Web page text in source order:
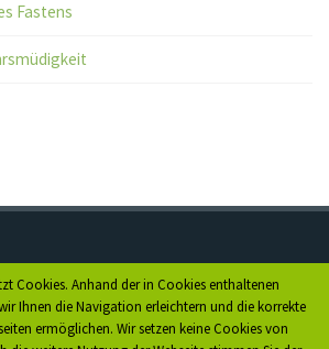
Fastens
Anfahrt
Impressum
Cookies. Anhand der in Cookies enthaltenen
Ihnen die Navigation erleichtern und die korrekte
ermöglichen. Wir setzen keine Cookies von